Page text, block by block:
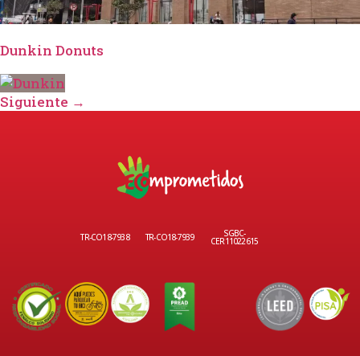
Dunkin Donuts
Siguiente →
TR-CO18-7938 TR-CO18-7939 SGBC-
CER11022615